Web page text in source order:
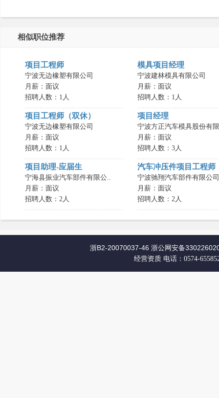
相似职位推荐
项目工程师
宁波无边橡塑有限公司
月薪：面议
招聘人数：1人
模具项目经理
宁波建林模具有限公司
月薪：面议
招聘人数：1人
项目工程师（双休）
宁波无边橡塑有限公司
月薪：面议
招聘人数：1人
项目经理
宁波方正汽车模具股份有
月薪：面议
招聘人数：3人
项目助理-应届生
宁海县振业汽车部件有限公..
月薪：面议
招聘人数：2人
汽车冲压件项目工程师
宁波驰翔汽车部件有限公司
月薪：面议
招聘人数：2人
浙B2-20070037-46 浙公网安备
经营资质 电话：0574-